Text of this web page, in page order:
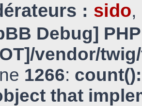
: sido,
Debug]
vendor/
1266:
that